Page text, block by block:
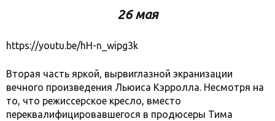
26 мая
https://youtu.be/hH-n_wipg3k
Вторая часть яркой, вырвиглазной экранизации
вечного произведения Льюиса Кэрролла. Несмотря на
то, что режиссерское кресло, вместо
переквалифицировавшегося в продюсеры Тима